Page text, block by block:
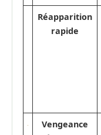
Réapparition
rapide
Vengeance